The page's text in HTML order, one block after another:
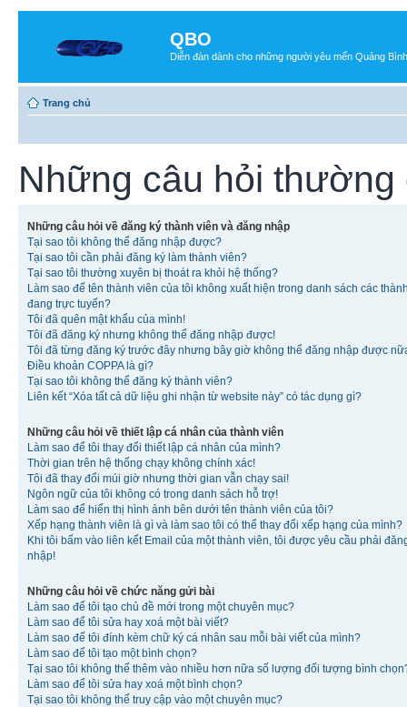
QBO
Diễn đàn dành cho những người yêu mến Quảng Bình
Trang chủ
Những câu hỏi thường
Những câu hỏi về đăng ký thành viên và đăng nhập
Tại sao tôi không thể đăng nhập được?
Tại sao tôi cần phải đăng ký làm thành viên?
Tại sao tôi thường xuyên bị thoát ra khỏi hệ thống?
Làm sao để tên thành viên của tôi không xuất hiện trong danh sách các
đang trực tuyến?
Tôi đã quên mật khẩu của mình!
Tôi đã đăng ký nhưng không thể đăng nhập được!
Tôi đã từng đăng ký trước đây nhưng bây giờ không thể đăng nhập được
Điều khoản COPPA là gì?
Tại sao tôi không thể đăng ký thành viên?
Liên kết “Xóa tất cả dữ liệu ghi nhận từ website này” có tác dụng gì?
Những câu hỏi về thiết lập cá nhân của thành viên
Làm sao để tôi thay đổi thiết lập cá nhân của mình?
Thời gian trên hệ thống chạy không chính xác!
Tôi đã thay đổi múi giờ nhưng thời gian vẫn chạy sai!
Ngôn ngữ của tôi không có trong danh sách hỗ trợ!
Làm sao để hiển thị hình ảnh bên dưới tên thành viên của tôi?
Xếp hạng thành viên là gì và làm sao tôi có thể thay đổi xếp hạng của mình?
Khi tôi bấm vào liên kết Email của một thành viên, tôi được yêu cầu phải
nhập!
Những câu hỏi về chức năng gửi bài
Làm sao để tôi tạo chủ đề mới trong một chuyên mục?
Làm sao để tôi sửa hay xoá một bài viết?
Làm sao để tôi đính kèm chữ ký cá nhân sau mỗi bài viết của mình?
Làm sao để tôi tạo một bình chọn?
Tại sao tôi không thể thêm vào nhiều hơn nữa số lượng đối tượng bình
Làm sao để tôi sửa hay xoá một bình chọn?
Tại sao tôi không thể truy cập vào một chuyên mục?